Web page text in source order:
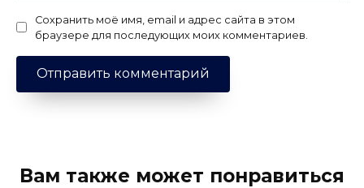
Сохранить моё имя, email и адрес сайта в этом
браузере для последующих моих комментариев.
Вам также может понравиться